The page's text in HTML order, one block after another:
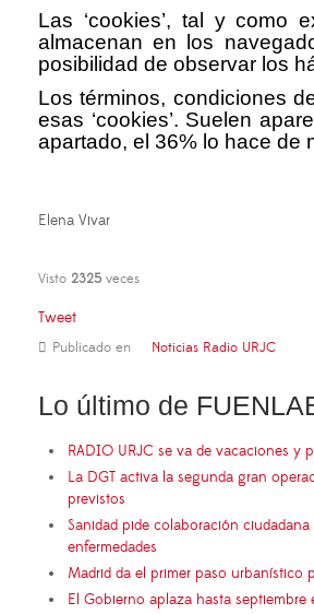
Las ‘cookies’, tal y como
almacenan en los
posibilidad de observar los
Los términos, condiciones
esas ‘cookies’. Suelen
apartado, el 36% lo hace de
Elena Vivar
Visto 2325veces
Tweet
Publicado en Noticias Radio URJC
Lo último de
RADIO URJC se va de vacaciones y
La DGT activa la segunda gran
previstos
Sanidad pide colaboración
enfermedades
Madrid da el primer paso urbanístico
El Gobierno aplaza hasta